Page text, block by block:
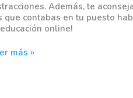
Además, te
que contabas en tu puesto
online!
más »